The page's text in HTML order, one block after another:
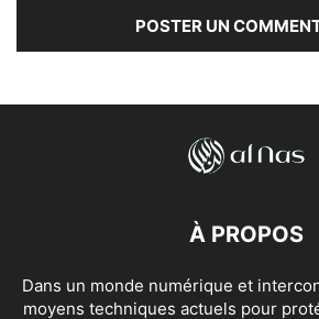
À PROPOS
Dans un monde numérique et
moyens techniques actuels pour